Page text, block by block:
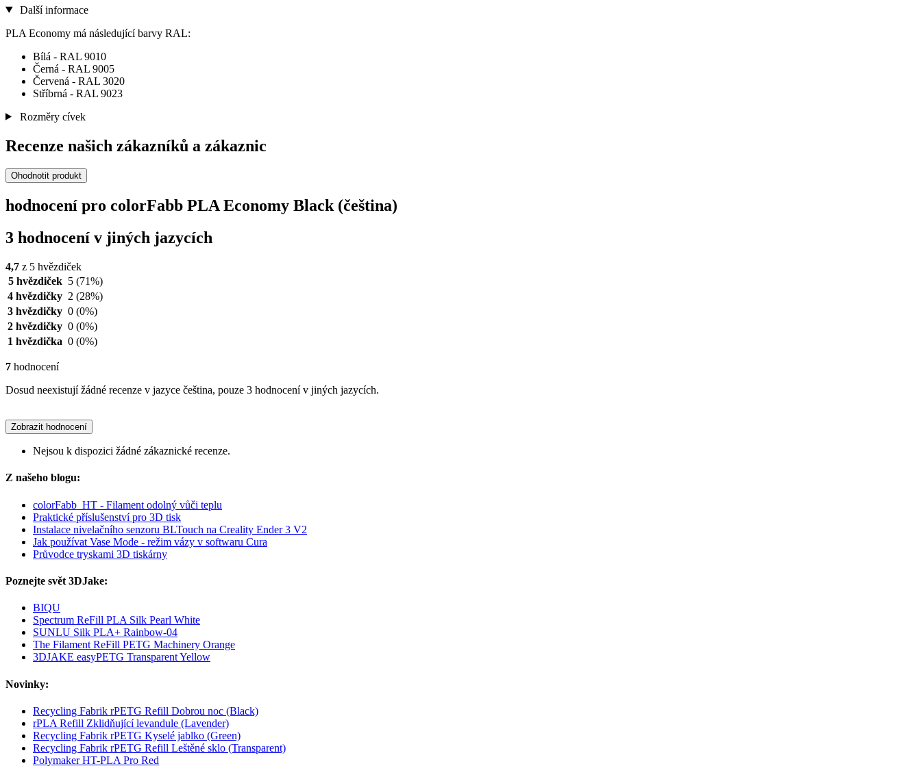
Další informace
PLA Economy má následující barvy RAL:
Bílá - RAL 9010
Černá - RAL 9005
Červená - RAL 3020
Stříbrná - RAL 9023
Rozměry cívek
Recenze našich zákazníků a zákaznic
Ohodnotit produkt
hodnocení pro colorFabb PLA Economy Black (čeština)
3 hodnocení v jiných jazycích
4,7 z 5 hvězdiček
5 hvězdiček 5 (71%)
4 hvězdičky 2 (28%)
3 hvězdičky 0 (0%)
2 hvězdičky 0 (0%)
1 hvězdička 0 (0%)
7 hodnocení
Dosud neexistují žádné recenze v jazyce čeština, pouze 3 hodnocení v jiných jazycích.
Zobrazit hodnocení
Nejsou k dispozici žádné zákaznické recenze.
Z našeho blogu:
colorFabb_HT - Filament odolný vůči teplu
Praktické příslušenství pro 3D tisk
Instalace nivelačního senzoru BLTouch na Creality Ender 3 V2
Jak používat Vase Mode - režim vázy v softwaru Cura
Průvodce tryskami 3D tiskárny
Poznejte svět 3DJake:
BIQU
Spectrum ReFill PLA Silk Pearl White
SUNLU Silk PLA+ Rainbow-04
The Filament ReFill PETG Machinery Orange
3DJAKE easyPETG Transparent Yellow
Novinky:
Recycling Fabrik rPETG Refill Dobrou noc (Black)
rPLA Refill Zklidňující levandule (Lavender)
Recycling Fabrik rPETG Kyselé jablko (Green)
Recycling Fabrik rPETG Refill Leštěné sklo (Transparent)
Polymaker HT-PLA Pro Red